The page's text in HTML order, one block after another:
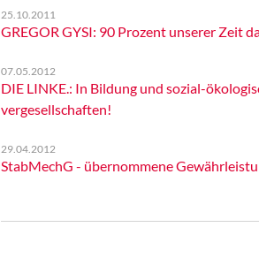
25.10.2011
GREGOR GYSI: 90 Prozent unserer Zeit
07.05.2012
DIE LINKE.: In Bildung und sozial-
vergesellschaften!
29.04.2012
StabMechG - übernommene